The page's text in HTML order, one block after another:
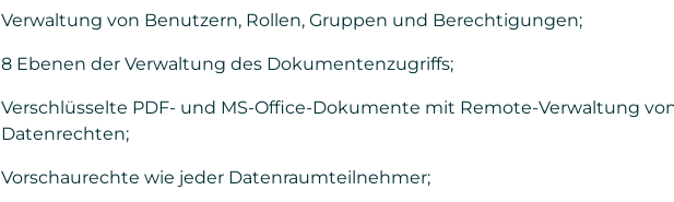
Verwaltung von Benutzern, Rollen, Gruppen und Berechtigungen;
8 Ebenen der Verwaltung des Dokumentenzugriffs;
Verschlüsselte PDF- und MS-Office-Dokumente mit Remote-Verwaltung
Datenrechten;
Vorschaurechte wie jeder Datenraumteilnehmer;